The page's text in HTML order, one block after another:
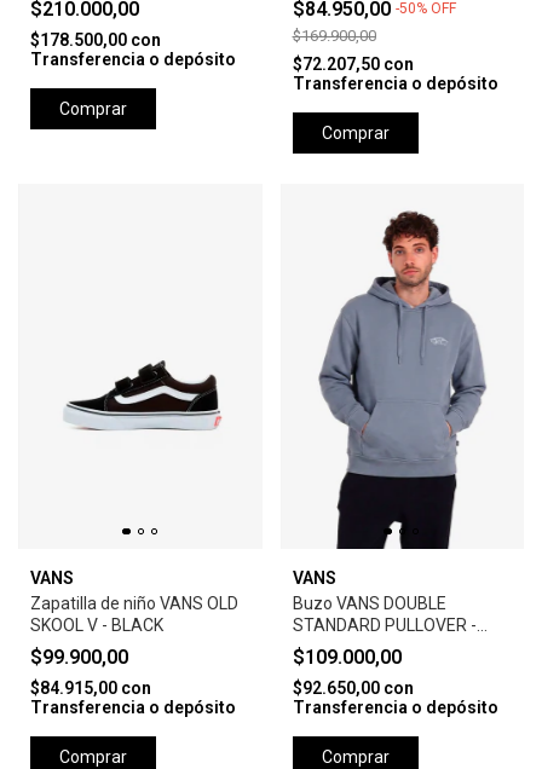
$210.000,00
$178.500,00 con
Transferencia o depósito
Comprar
$84.950,00 -50% OFF
$169.900,00
$72.207,50 con
Transferencia o depósito
Comprar
VANS
Zapatilla de niño VANS OLD
SKOOL V - BLACK
$99.900,00
$84.915,00 con
Transferencia o depósito
Comprar
VANS
Buzo VANS DOUBLE
STANDARD PULLOVER -
CELESTE
$109.000,00
$92.650,00 con
Transferencia o depósito
Comprar